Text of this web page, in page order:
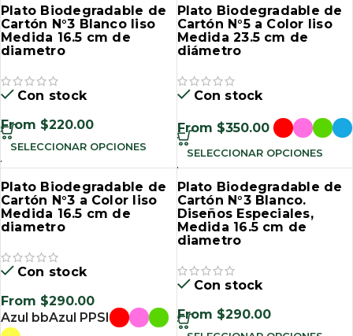
Plato Biodegradable de
Cartón N°3 Blanco liso
Medida 16.5 cm de
diametro
Con stock
From $220.00
SELECCIONAR OPCIONES
Plato Biodegradable de
Cartón N°5 a Color liso
Medida 23.5 cm de
diámetro
Con stock
From $350.00
SELECCIONAR OPCIONES
Plato Biodegradable de
Cartón N°3 a Color liso
Medida 16.5 cm de
diametro
Con stock
From $290.00
Azul bbAzul PPSI
Plato Biodegradable de
Cartón N°3 Blanco.
Diseños Especiales,
Medida 16.5 cm de
diametro
Con stock
From $290.00